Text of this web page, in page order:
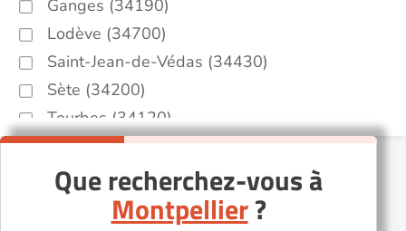
Ganges (34190)
Lodève (34700)
Saint-Jean-de-Védas (34430)
Sète (34200)
Tourbes (34120)
Que recherchez-vous à
Montpellier?